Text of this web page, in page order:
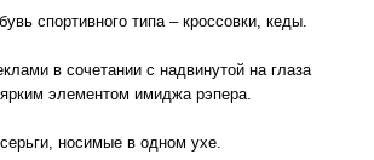
спортивного типа – кроссовки, кеды.
в сочетании с надвинутой на глаза
элементом имиджа рэпера.
носимые в одном ухе.